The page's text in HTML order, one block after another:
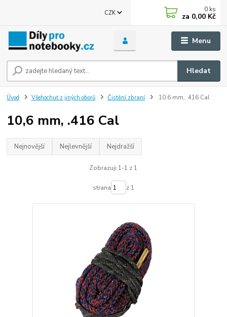
Menu
CZK
Hledat
0 ks
za 0,00 Kč
Úvod Všehochuť z jiných oborů Čistění zbraní 10,6 mm, .416 Cal
10,6 mm, .416 Cal
Nejnovější Nejlevnější Nejdražší
Zobrazuji 1-1 z 1
strana z 1